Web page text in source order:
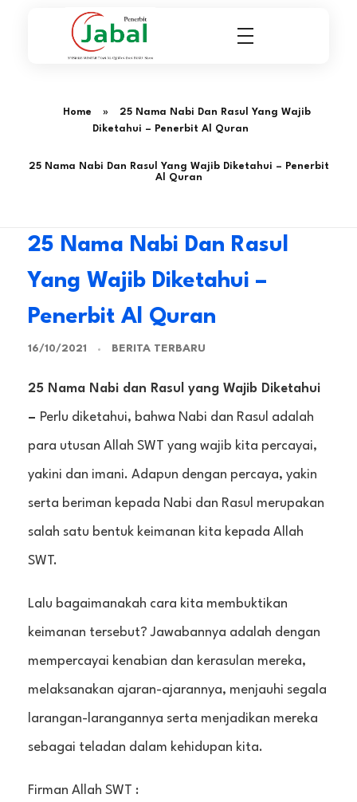
Home »
25 Nama Nabi Dan Rasul Yang Wajib
Diketahui – Penerbit Al Quran
25 Nama Nabi Dan Rasul Yang Wajib Diketahui – Penerbit
Al Quran
25 Nama Nabi Dan Rasul
Yang Wajib Diketahui –
Penerbit Al Quran
16/10/2021 BERITA TERBARU
25 Nama Nabi dan Rasul yang Wajib Diketahui
– Perlu diketahui, bahwa Nabi dan Rasul adalah
para utusan Allah SWT yang wajib kita percayai,
yakini dan imani. Adapun dengan percaya, yakin
serta beriman kepada Nabi dan Rasul merupakan
salah satu bentuk keimanan kita kepada Allah
SWT.
Lalu bagaimanakah cara kita membuktikan
keimanan tersebut? Jawabannya adalah dengan
mempercayai kenabian dan kerasulan mereka,
melaksanakan ajaran-ajarannya, menjauhi segala
larangan-larangannya serta menjadikan mereka
sebagai teladan dalam kehidupan kita.
Firman Allah SWT :